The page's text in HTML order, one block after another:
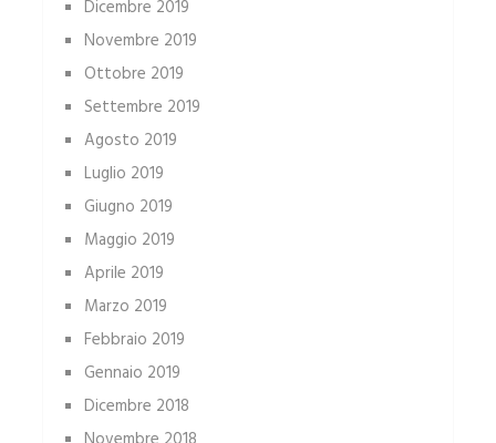
Dicembre 2019
Novembre 2019
Ottobre 2019
Settembre 2019
Agosto 2019
Luglio 2019
Giugno 2019
Maggio 2019
Aprile 2019
Marzo 2019
Febbraio 2019
Gennaio 2019
Dicembre 2018